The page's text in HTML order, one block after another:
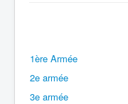
Avions
Personnels
1ère Armée
2e armée
3e armée